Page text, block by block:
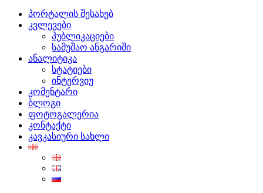
პორტალის შესახებ
კვლევები
პუბლიკაციები
სამუშაო ანგარიში
ანალიტიკა
სტატიები
ინტერვიუ
კომენტარი
ბლოგი
ფოტოგალერია
კონტაქტი
კავკასიური სახლი